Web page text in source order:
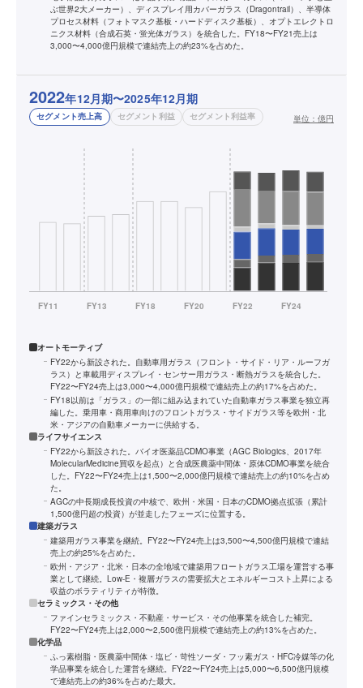
ぶ世界2大メーカー）、ディスプレイ用カバーガラス（Dragontrail）、半導体
プロセス材料（フォトマスク基板・ハードディスク基板）、オプトエレクトロ
ニクス材料（合成石英・蛍光体ガラス）を統合した。FY18〜FY21売上は
3,000〜4,000億円規模で連結売上の約23%を占めた。
2022年12月期〜2025年12月期
セグメント売上高 セグメント利益 セグメント利益率 単位： 億円
オートモーティブ
FY22から新設された。自動車用ガラス（フロント・サイド・リア・ルーフガ
ラス）と車載用ディスプレイ・センサー用ガラス・断熱ガラスを統合した。
FY22〜FY24売上は3,000〜4,000億円規模で連結売上の約17%を占めた。
FY18以前は「ガラス」の一部に組み込まれていた自動車ガラス事業を独立再
編した。乗用車・商用車向けのフロントガラス・サイドガラス等を欧州・北
米・アジアの自動車メーカーに供給する。
ライフサイエンス
FY22から新設された。バイオ医薬品CDMO事業（AGC Biologics、2017年
MolecularMedicine買収を起点）と合成医農薬中間体・原体CDMO事業を統合
した。FY22〜FY24売上は1,500〜2,000億円規模で連結売上の約10%を占め
た。
AGCの中長期成長投資の中核で、欧州・米国・日本のCDMO拠点拡張（累計
1,500億円超の投資）が並走したフェーズに位置する。
建築ガラス
建築用ガラス事業を継続。FY22〜FY24売上は3,500〜4,500億円規模で連結
売上の約25%を占めた。
欧州・アジア・北米・日本の全地域で建築用フロートガラス工場を運営する事
業として継続。Low-E・複層ガラスの需要拡大とエネルギーコスト上昇による
収益のボラティリティが特徴。
セラミックス・その他
ファインセラミックス・不動産・サービス・その他事業を統合した補完。
FY22〜FY24売上は2,000〜2,500億円規模で連結売上の約13%を占めた。
化学品
ふっ素樹脂・医農薬中間体・塩ビ・苛性ソーダ・フッ素ガス・HFC冷媒等の化
学品事業を統合した運営を継続。FY22〜FY24売上は5,000〜6,500億円規模
で連結売上の約36%を占めた最大。